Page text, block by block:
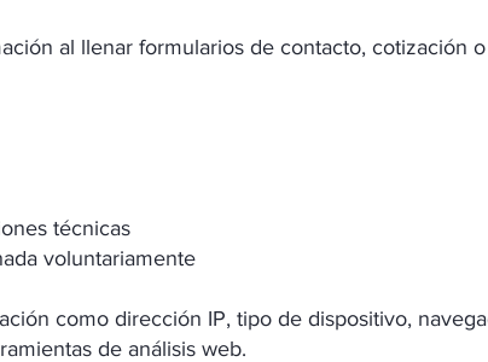
al llenar formularios de contacto, cotización
técnicas
voluntariamente
como dirección IP, tipo de dispositivo,
de análisis web.